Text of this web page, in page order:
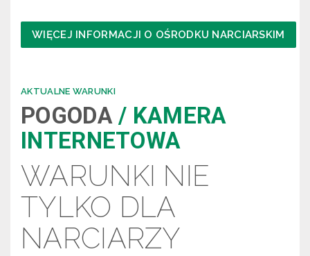
WIĘCEJ INFORMACJI O OŚRODKU NARCIARSKIM
AKTUALNE WARUNKI
POGODA/ KAMERA
INTERNETOWA
WARUNKI NIE
TYLKO DLA
NARCIARZY